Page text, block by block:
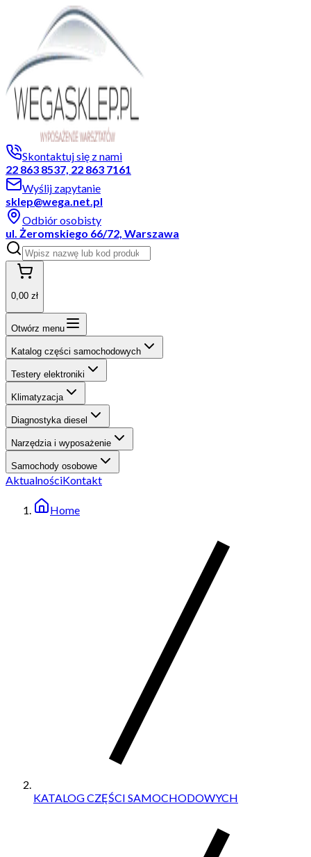
Skontaktuj się z nami
22 863 8537, 22 863 7161
Wyślij zapytanie
sklep@wega.net.pl
Odbiór osobisty
ul. Żeromskiego 66/72, Warszawa
0,00 zł
Otwórz menu
Katalog części samochodowych
Testery elektroniki
Klimatyzacja
Diagnostyka diesel
Narzędzia i wyposażenie
Samochody osobowe
AktualnościKontakt
Home
KATALOG CZĘŚCI SAMOCHODOWYCH